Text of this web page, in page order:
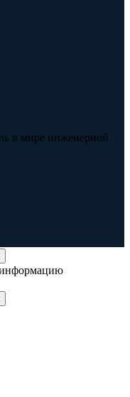
в мире инженерной
информацию